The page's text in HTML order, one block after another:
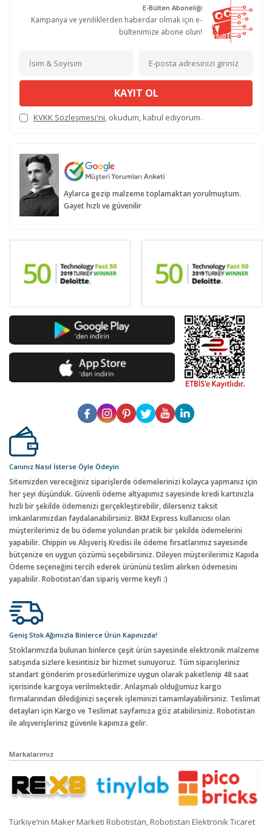
E-Bülten Aboneliği
Kampanya ve yeniliklerden haberdar olmak için e-
bültenimize abone olun!
KAYIT OL
KVKK Sözleşmesi'ni, okudum, kabul ediyorum.
Aylarca gezip malzeme toplamaktan yorulmuştum.
Gayet hızlı ve güvenilir
Canınız Nasıl İsterse Öyle Ödeyin
Sitemizden vereceğiniz siparişlerde ödemelerinizi kolayca yapmanız için
her şeyi düşündük. Güvenli ödeme altyapımız sayesinde kredi kartınızla
hızlı bir şekilde ödemenizi gerçekleştirebilir, dilerseniz taksit
imkanlarımızdan faydalanabilirsiniz. BKM Express kullanıcısı olan
müşterilerimiz de bu ödeme yolundan pratik bir şekilde ödemelerini
yapabilir. Chippin ve Alışveriş Kredisi ile ödeme fırsatlarımız sayesinde
bütçenize en uygun çözümü seçebilirsiniz. Dileyen müşterilerimiz Kapıda
Ödeme seçeneğini tercih ederek ürününü teslim alırken ödemesini
yapabilir. Robotistan'dan sipariş verme keyfi :)
Geniş Stok Ağımızla Binlerce Ürün Kapınızda!
Stoklarımızda bulunan binlerce çeşit ürün sayesinde elektronik malzeme
satışında sizlere kesintisiz bir hizmet sunuyoruz. Tüm siparişleriniz
standart gönderim prosedürlerimize uygun olarak paketlenip 48 saat
içerisinde kargoya verilmektedir. Anlaşmalı olduğumuz kargo
firmalarından dilediğinizi seçerek işleminizi tamamlayabilirsiniz. Teslimat
detayları için Kargo ve Teslimat sayfamıza göz atabilirsiniz. Robotistan
ile alışverişleriniz güvenle kapınıza gelir.
Markalarımız
Türkiye’nin Maker Marketi Robotistan, Robotistan Elektronik Ticaret